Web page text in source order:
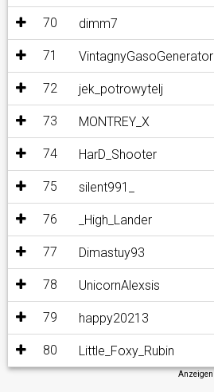
70 dimm7
71 VintagnyGasoGenerator
72 jek_potrowytelj
73 MONTREY_X
74 HarD_Shooter
75 silent991_
76 _High_Lander
77 Dimastuy93
78 UnicornAlexsis
79 happy20213
80 Little_Foxy_Rubin
Anzeigen